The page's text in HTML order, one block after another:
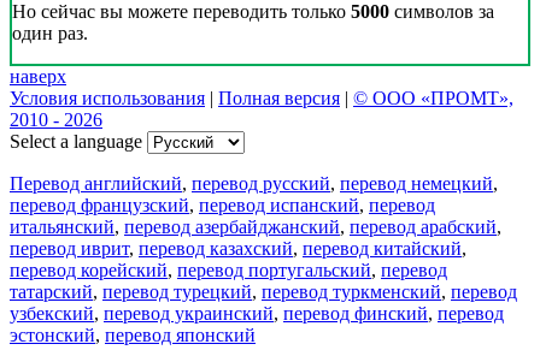
Но сейчас вы можете переводить только 5000 символов за
один раз.
наверх
Условия использования | Полная версия | © ООО «ПРОМТ»,
2010 - 2026
Select a language
Перевод английский, перевод русский, перевод немецкий,
перевод французский, перевод испанский, перевод
итальянский, перевод азербайджанский, перевод арабский,
перевод иврит, перевод казахский, перевод китайский,
перевод корейский, перевод португальский, перевод
татарский, перевод турецкий, перевод туркменский, перевод
узбекский, перевод украинский, перевод финский, перевод
эстонский, перевод японский